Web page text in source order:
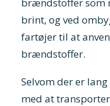
brint, og ved
fartøjer til at
brændstoffer.
Selvom der er
med at